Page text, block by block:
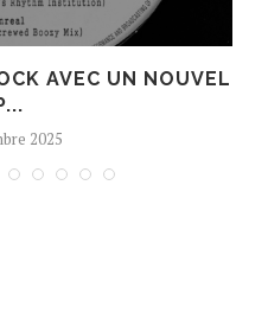
AVEC UN NOUVEL
2025